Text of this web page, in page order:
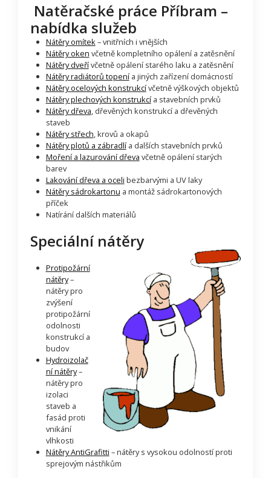
Natěračské práce Příbram –
nabídka služeb
Nátěry omítek– vnitřních i vnějších
Nátěry oken včetně kompletního opálení a zatěsnění
Nátěry dveřívčetně opálení starého laku a zatěsnění
Nátěry radiátorů topenía jiných zařízení domácností
Nátěry ocelových konstrukcívčetně výškových objektů
Nátěry plechových konstrukcía stavebních prvků
Nátěry dřeva, dřevěných konstrukcí a dřevěných
staveb
Nátěry střech, krovů a okapů
Nátěry plotů a zábradlía dalších stavebních prvků
Moření a lazurování dřeva včetně opálení starých
barev
Lakování dřeva a oceli bezbarvými a UV laky
Nátěry sádrokartonu a montáž sádrokartonových
příček
Natírání dalších materiálů
Speciální nátěry
Protipožární
nátěry–
nátěry pro
zvýšení
protipožární
odolnosti
konstrukcí a
budov
Hydroizolač
ní nátěry–
nátěry pro
izolaci
staveb a
fasád proti
vnikání
vlhkosti
Nátěry AntiGrafitti – nátěry s vysokou odolností proti
sprejovým nástřikům